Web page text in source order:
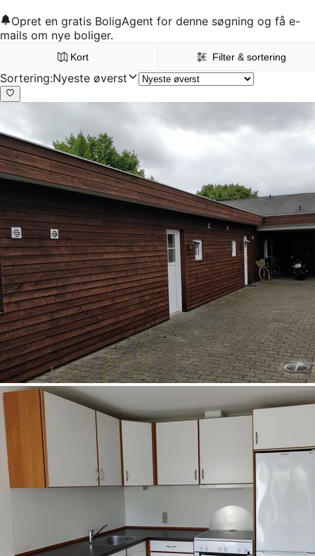
Opret en gratis BoligAgent for denne søgning og få e-
mails om nye boliger.
Kort Filter & sortering
Sortering:Nyeste øverst